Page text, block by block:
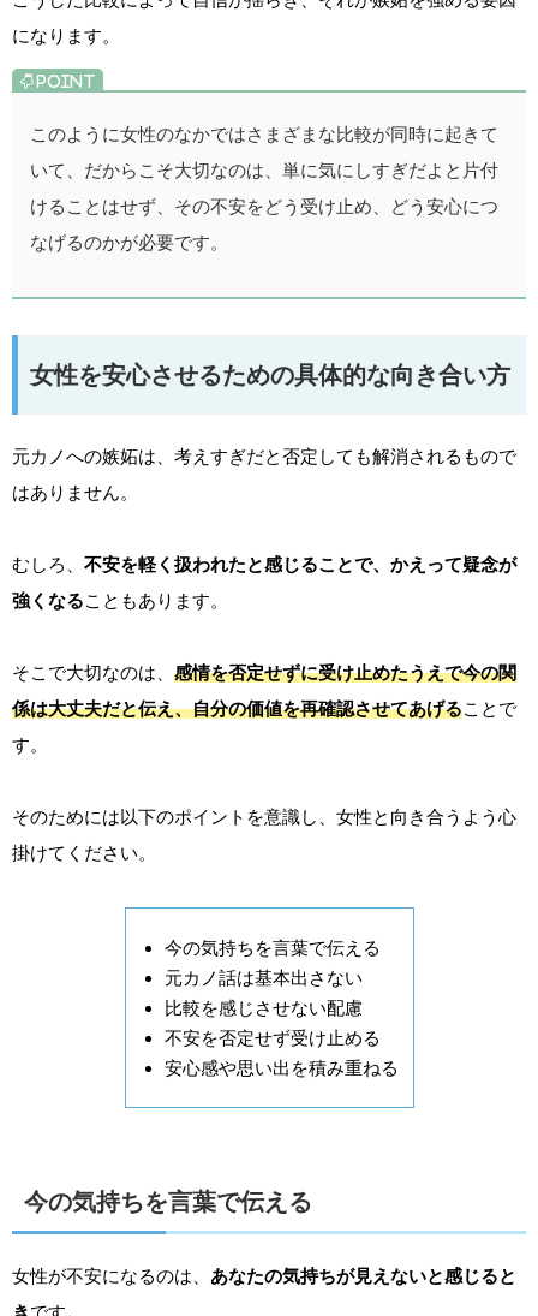
になります。
このように女性のなかではさまざまな比較が同時に起きて
いて、だからこそ大切なのは、単に気にしすぎだよと片付
けることはせず、その不安をどう受け止め、どう安心につ
なげるのかが必要です。
女性を安心させるための具体的な向き合い方
元カノへの嫉妬は、考えすぎだと否定しても解消されるもので
はありません。
むしろ、 不安を軽く扱われたと感じることで、かえって疑念が
強くなることもあります。
そこで大切なのは、 感情を否定せずに受け止めたうえで今の関
係は大丈夫だと伝え、自分の価値を再確認させてあげることで
す。
そのためには以下のポイントを意識し、女性と向き合うよう心
掛けてください。
今の気持ちを言葉で伝える
元カノ話は基本出さない
比較を感じさせない配慮
不安を否定せず受け止める
安心感や思い出を積み重ねる
今の気持ちを言葉で伝える
女性が不安になるのは、 あなたの気持ちが見えないと感じると
きです。